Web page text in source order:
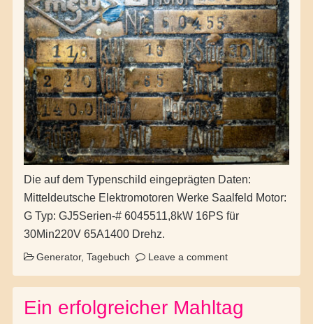
Die auf dem Typenschild eingeprägten Daten:
Mitteldeutsche Elektromotoren Werke Saalfeld Motor:
G Typ: GJ5Serien-# 6045511,8kW 16PS für
30Min220V 65A1400 Drehz.
Generator, Tagebuch Leave a comment
Ein erfolgreicher Mahltag